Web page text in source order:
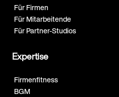
Für Firmen
Für Mitarbeitende
Für Partner-Studios
Expertise
Firmenfitness
BGM